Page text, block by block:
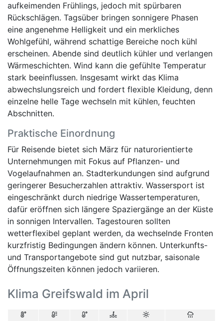
aufkeimenden Frühlings, jedoch mit spürbaren
Rückschlägen. Tagsüber bringen sonnigere Phasen
eine angenehme Helligkeit und ein merkliches
Wohlgefühl, während schattige Bereiche noch kühl
erscheinen. Abende sind deutlich kühler und verlangen
Wärmeschichten. Wind kann die gefühlte Temperatur
stark beeinflussen. Insgesamt wirkt das Klima
abwechslungsreich und fordert flexible Kleidung, denn
einzelne helle Tage wechseln mit kühlen, feuchten
Abschnitten.
Praktische Einordnung
Für Reisende bietet sich März für naturorientierte
Unternehmungen mit Fokus auf Pflanzen- und
Vogelaufnahmen an. Stadterkundungen sind aufgrund
geringerer Besucherzahlen attraktiv. Wassersport ist
eingeschränkt durch niedrige Wassertemperaturen,
dafür eröffnen sich längere Spaziergänge an der Küste
in sonnigen Intervallen. Tagestouren sollten
wetterflexibel geplant werden, da wechselnde Fronten
kurzfristig Bedingungen ändern können. Unterkunfts-
und Transportangebote sind gut nutzbar, saisonale
Öffnungszeiten können jedoch variieren.
Klima Greifswald im April